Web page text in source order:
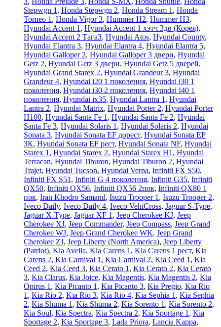
Stepwgn 1 , Honda Stepwgn 2, Honda Stream 1 , Honda
Torneo 1 , Honda Vigor 3, Hummer H2, Hummer H3,
Hyundai Accent 1 , Hyundai Accent 1 хэтч 3дв (Корея),
Hyundai Accent 2 ТагаЗ, Hyundai Atos, Hyundai County,
Hyundai Elantra 3, Hyundai Elantra 4, Hyundai Elantra 5,
Hyundai Galloper 2, Hyundai Galloper 3 двери, Hyundai
Getz 2, Hyundai Getz 3 двери, Hyundai Getz 5 дверей,
Hyundai Grand Starex 2, Hyundai Grandeur 3, Hyundai
Grandeur 4, Hyundai i20 1 поколения, Hyundai i30 1
поколения, Hyundai i30 2 поколения, Hyundai I40 1
поколения, Hyundai ix35, Hyundai Lantra 1 , Hyundai
Lantra 2, Hyundai Matrix, Hyundai Porter 2, Hyundai Porter
H100, Hyundai Santa Fe 1 , Hyundai Santa Fe 2, Hyundai
Santa Fe 3, Hyundai Solaris 1 , Hyundai Solaris 2, Hyundai
Sonata 3, Hyundai Sonata EF дорест, Hyundai Sonata EF
ЗК, Hyundai Sonata EF рест, Hyundai Sonata NF, Hyundai
Starex 1 , Hyundai Starex 2, Hyundai Starex H1 , Hyundai
Terracan, Hyundai Tiburon, Hyundai Tiburon 2, Hyundai
Trajet, Hyundai Tucson, Hyundai Verna, Infiniti FX S50,
Infiniti FX S51 , Infiniti G 4 поколения, Infiniti G35, Infiniti
QX50, Infiniti QX56, Infiniti QX56 2пок, Infiniti QX80 1
пок, Iran Khodro Samand, Isuzu Trooper 1 , Isuzu Trooper 2,
Iveco Daily, Iveco Daily 4, Iveco VehiCross, Jaguar S-Type,
Jaguar X-Type, Jaguar XF 1 , Jeep Cherokee KJ, Jeep
Cherokee XJ, Jeep Commander, Jeep Compass, Jeep Grand
Cherokee WJ, Jeep Grand Cherokee WK, Jeep Grand
Cherokee ZJ, Jeep Liberty (North America), Jeep Liberty
(Patriot), Kia Avella, Kia Carens 1 , Kia Carens 1 рест, Kia
Carens 2, Kia Carnival 1 , Kia Carnival 2, Kia Ceed 1 , Kia
Ceed 2, Kia Ceed 3, Kia Cerato 1 , Kia Cerato 2, Kia Cerato
3, Kia Clarus, Kia Joice, Kia Magentis, Kia Magentis 2, Kia
Opirus 1 , Kia Picanto 1 , Kia Picanto 3, Kia Pregio, Kia Rio
1 , Kia Rio 2, Kia Rio 3, Kia Rio 4, Kia Sephia 1 , Kia Sephia
2, Kia Shuma 1 , Kia Shuma 2, Kia Sorento 1 , Kia Sorento 2,
Kia Soul, Kia Spectra, Kia Spectra 2, Kia Sportage 1 , Kia
Sportage 2, Kia Sportage 3, Lada Priora, Lancia Kappa,